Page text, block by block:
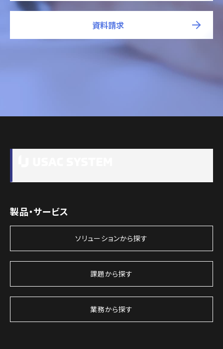
資料請求
製品・サービス
ソリューションから探す
課題から探す
業務から探す